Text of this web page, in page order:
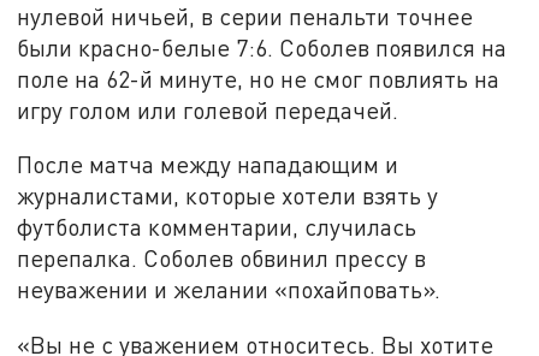
нулевой ничьей, в серии пенальти точнее
были красно-белые 7:6. Соболев появился на
поле на 62-й минуте, но не смог повлиять на
игру голом или голевой передачей.
После матча между нападающим и
журналистами, которые хотели взять у
футболиста комментарии, случилась
перепалка. Соболев обвинил прессу в
неуважении и желании «похайповать».
«Вы не с уважением относитесь. Вы хотите